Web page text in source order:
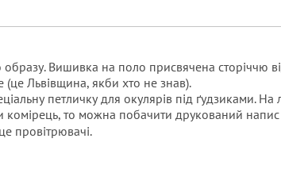
образу. Вишивка на поло присвячена сторіччю
Львівщина, якби хто не знав).
петличку для окулярів під ґудзиками. На
комірець, то можна побачити друкований
провітрювачі.